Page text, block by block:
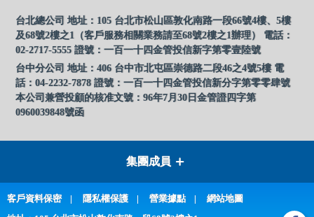
台北總公司 地址：105 台北市松山區敦化南路一段66號4樓、5樓
及68號2樓之1（客戶服務相關業務請至68號2樓之1辦理） 電話：
02-2717-5555 證號：一百一十四金管投信新字第零壹陸號
台中分公司 地址：406 台中市北屯區崇德路二段46之4號5樓 電
話：04-2232-7878 證號：一百一十四金管投信新分字第零零肆號
本公司兼營投顧的核准文號：96年7月30日金管證四字第
0960039848號函
集團成員
客戶資料保密 隱私權保護 營業據點
網站地圖